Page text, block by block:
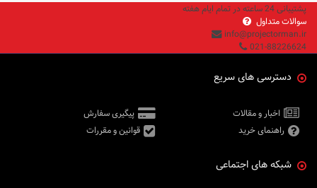
پشتیبانی 24 ساعته در تمام ایام هفته
سوالات متداول
info@projectorman.ir
021-88226624
دسترسی های سریع
اخبار و مقالات
پیگیری سفارش
راهنمای خرید
قوانین و مقررات
شبکه های اجتماعی